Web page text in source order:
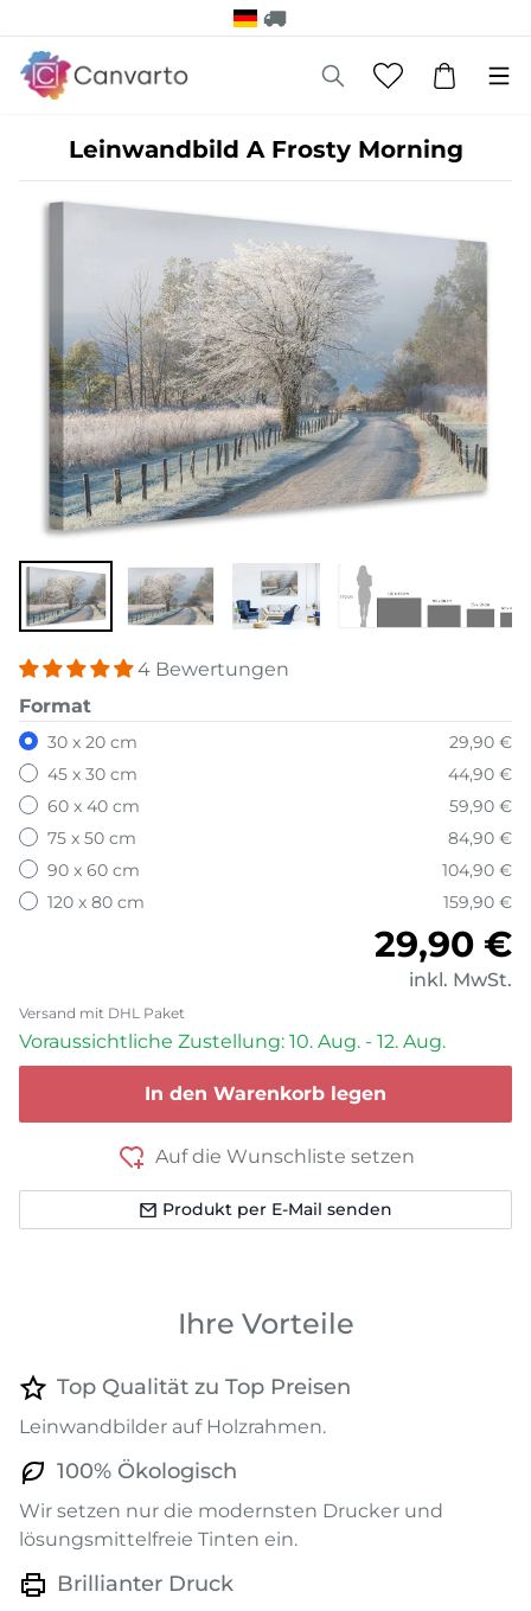
Leinwandbild A Frosty Morning
4 Bewertungen
Format
30 x 20 cm
29,90 €
45 x 30 cm
44,90 €
60 x 40 cm
59,90 €
75 x 50 cm
84,90 €
90 x 60 cm
104,90 €
120 x 80 cm
159,90 €
29,90 €
inkl. MwSt.
Versand mit DHL Paket
Voraussichtliche Zustellung: 10. Aug. - 12. Aug.
In den Warenkorb legen
Auf die Wunschliste setzen
Produkt per E-Mail senden
Ihre Vorteile
Top Qualität zu Top Preisen
Leinwandbilder auf Holzrahmen.
100% Ökologisch
Wir setzen nur die modernsten Drucker und
lösungsmittelfreie Tinten ein.
Brillianter Druck